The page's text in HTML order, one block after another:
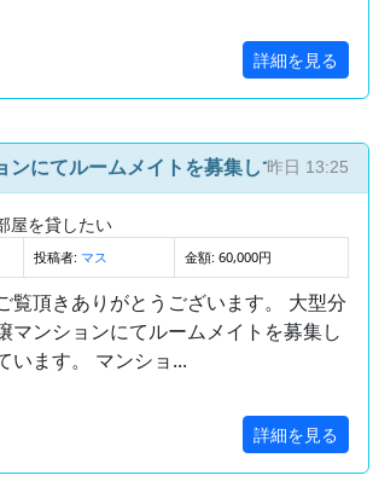
詳細を見る
ンにてルームメイトを募集しています（
昨日 13:25
屋を貸したい
投稿者: マス 金額: 60,000円
覧頂きありがとうございます。 大型分
マンションにてルームメイトを募集し
います。 マンショ...
詳細を見る